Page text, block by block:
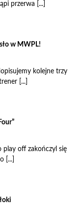
przerwa [...]
w MWPL!
kolejne trzy
[...]
play off zakończyl się
[...]